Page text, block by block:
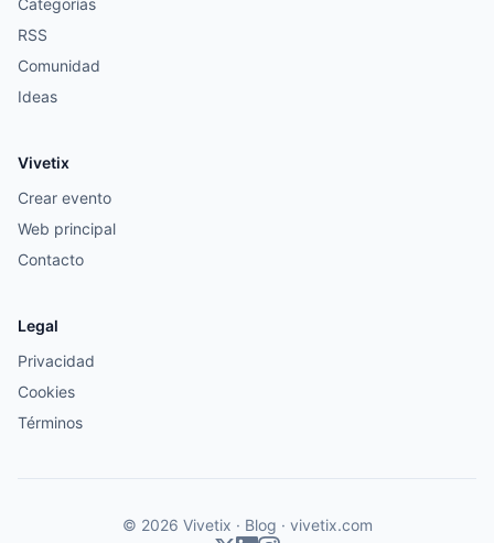
Categorías
RSS
Comunidad
Ideas
Vivetix
Crear evento
Web principal
Contacto
Legal
Privacidad
Cookies
Términos
© 2026 Vivetix · Blog · vivetix.com